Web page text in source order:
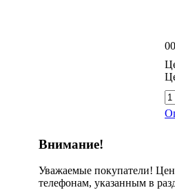
Внимание!
Уважаемые покупатели!
телефонам, указанным в